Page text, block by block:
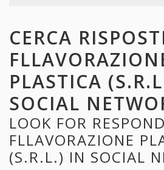
CERCA
PLASTICA
SOCIAL
LOOK FOR
FLLAVORAZIONE
(S.R.L.) IN SOCIAL